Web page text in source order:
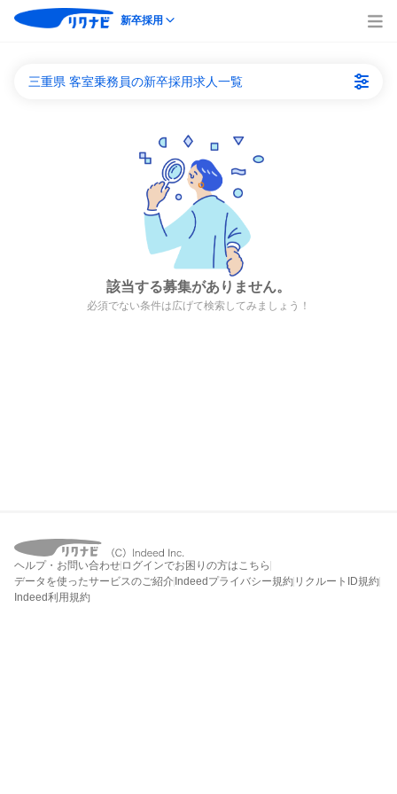
新卒採用
三重県 客室乗務員の新卒採用求人一覧
該当する募集がありません。
必須でない条件は広げて検索してみましょう！
ヘルプ・お問い合わせ ログインでお困りの方はこちら
データを使ったサービスのご紹介 Indeedプライバシー規約 リクルートID規約
Indeed利用規約